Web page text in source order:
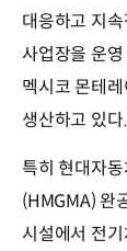
대응하고 지
사업장을 운
멕시코 몬테
생산하고 있다.
특히 현대자
(HMGMA) 완
시설에서 전